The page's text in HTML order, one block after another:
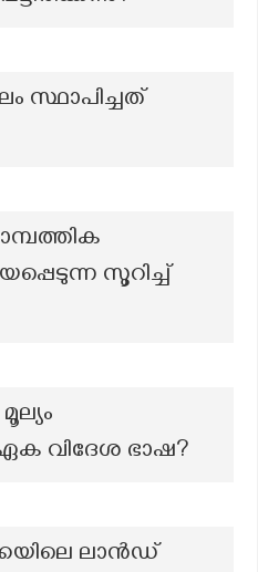
സ്ഥാപിച്ചത്
സൂറിച്ച്
വിദേശ ഭാഷ?
ലാൻഡ്